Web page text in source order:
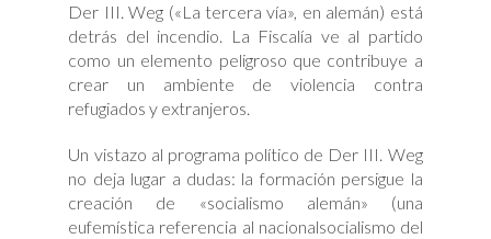
Der III. Weg («La tercera vía», en alemán) está
detrás del incendio. La Fiscalía ve al partido
como un elemento peligroso que contribuye a
crear un ambiente de violencia contra
refugiados y extranjeros.
Un vistazo al programa político de Der III. Weg
no deja lugar a dudas: la formación persigue la
creación de «socialismo alemán» (una
eufemística referencia al nacionalsocialismo del